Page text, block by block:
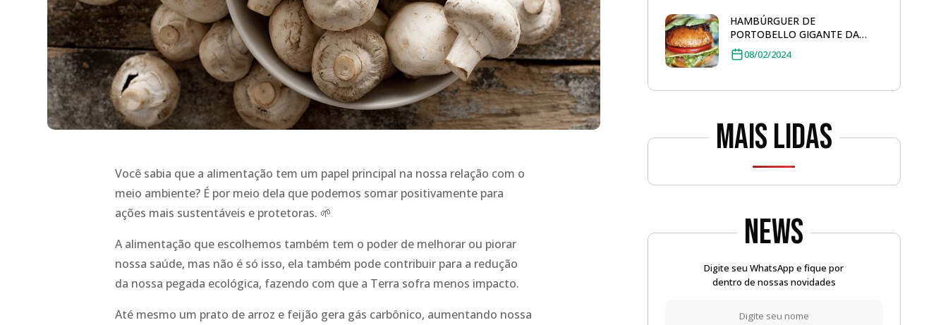
Você sabia que a alimentação tem um papel principal na nossa relação com o
meio ambiente? É por meio dela que podemos somar positivamente para
ações mais sustentáveis e protetoras. 🌱
A alimentação que escolhemos também tem o poder de melhorar ou piorar
nossa saúde, mas não é só isso, ela também pode contribuir para a redução
da nossa pegada ecológica, fazendo com que a Terra sofra menos impacto.
Até mesmo um prato de arroz e feijão gera gás carbônico, aumentando nossa
HAMBÚRGUER DE
PORTOBELLO GIGANTE DA
FUNGO DE QUINTAL
08/02/2024
Mais lidas
News
Digite seu WhatsApp e fique por
dentro de nossas novidades